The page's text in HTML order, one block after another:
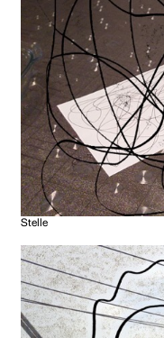
Rondini al guinzaglio